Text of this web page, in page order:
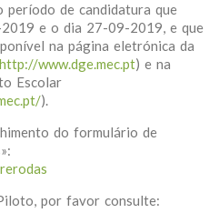
de candidatura que
e o dia 27-09-2019, e que
na página eletrónica da
http://www.dge.mec.pt) e na
Escolar
).
do formulário de
por favor consulte: